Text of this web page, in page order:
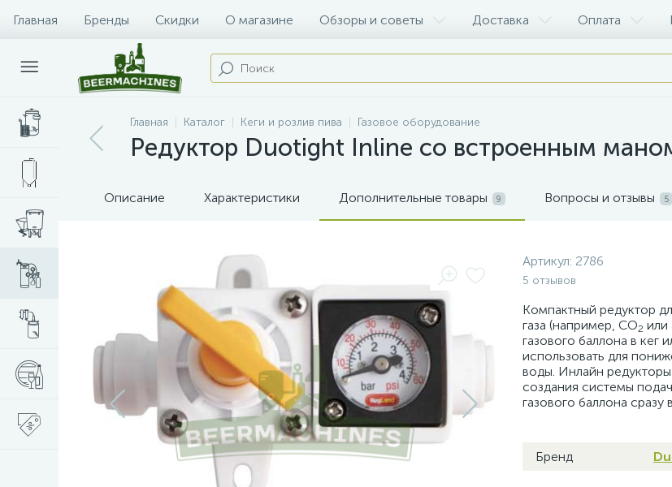
Главная Бренды Скидки О магазине Обзоры и советы Доставка Оплата
Главная Каталог Кеги и розлив пива Газовое оборудование
Редуктор Duotight Inline со встроенным
Описание Характеристики Дополнительные товары 9 Вопросы и отзывы 5
Артикул: 2786
5 отзывов
Компактный редуктор
газа (например, CO2 или
газового баллона в
использовать для
воды. Инлайн
создания системы
газового баллона
Бренд